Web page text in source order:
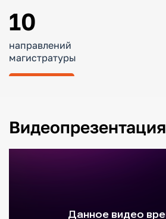
10
направлений
магистратуры
Видеопрезентация